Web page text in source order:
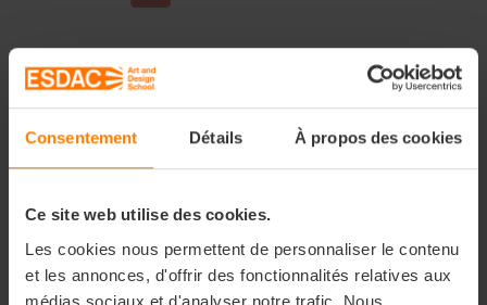
Consentement Détails À propos des cookies
Ce site web utilise des cookies.
Les cookies nous permettent de personnaliser le contenu
et les annonces, d'offrir des fonctionnalités relatives aux
médias sociaux et d'analyser notre trafic. Nous
Taux de poursuite
d'étude